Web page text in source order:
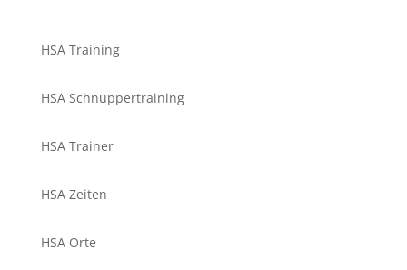
HSA Training
HSA Schnuppertraining
HSA Trainer
HSA Zeiten
HSA Orte